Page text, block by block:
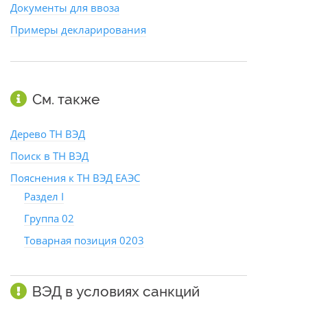
Документы для ввоза
Примеры декларирования
См. также
Дерево ТН ВЭД
Поиск в ТН ВЭД
Пояснения к ТН ВЭД ЕАЭС
Раздел I
Группа 02
Товарная позиция 0203
ВЭД в условиях санкций